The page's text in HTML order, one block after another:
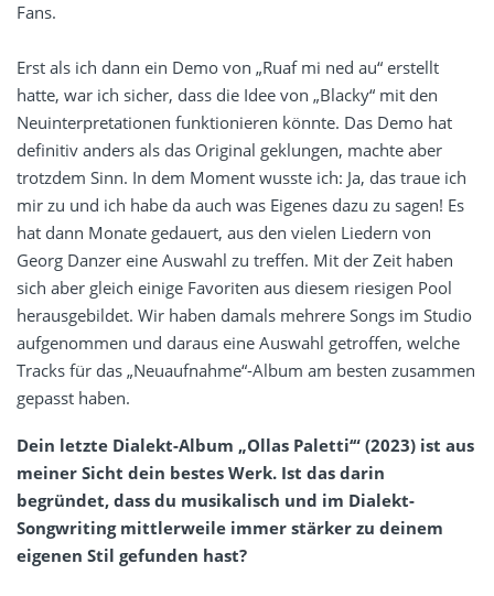
Fans.
Erst als ich dann ein Demo von „Ruaf mi ned au“ erstellt
hatte, war ich sicher, dass die Idee von „Blacky“ mit den
Neuinterpretationen funktionieren könnte. Das Demo hat
definitiv anders als das Original geklungen, machte aber
trotzdem Sinn. In dem Moment wusste ich: Ja, das traue ich
mir zu und ich habe da auch was Eigenes dazu zu sagen! Es
hat dann Monate gedauert, aus den vielen Liedern von
Georg Danzer eine Auswahl zu treffen. Mit der Zeit haben
sich aber gleich einige Favoriten aus diesem riesigen Pool
herausgebildet. Wir haben damals mehrere Songs im Studio
aufgenommen und daraus eine Auswahl getroffen, welche
Tracks für das „Neuaufnahme“-Album am besten zusammen
gepasst haben.
Dein letzte Dialekt-Album „Ollas Paletti‘“ (2023) ist aus
meiner Sicht dein bestes Werk. Ist das darin
begründet, dass du musikalisch und im Dialekt-
Songwriting mittlerweile immer stärker zu deinem
eigenen Stil gefunden hast?